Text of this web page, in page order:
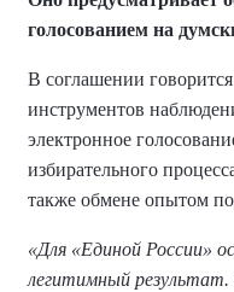
голосованием на
В соглашении
инструментов
электронное
избирательного
также обмене опытом
«Для «Единой России»
легитимный